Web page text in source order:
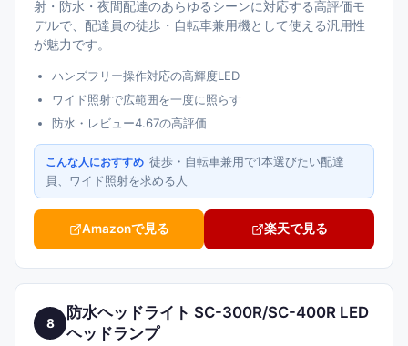
射・防水・夜間配達のあらゆるシーンに対応する高評価モ
デルで、配達員の徒歩・自転車兼用機として使える汎用性
が魅力です。
ハンズフリー操作対応の高輝度LED
ワイド照射で広範囲を一度に照らす
防水・レビュー4.67の高評価
こんな人におすすめ 徒歩・自転車兼用で1本選びたい配達
員、ワイド照射を求める人
Amazonで見る 楽天で見る
8
防水ヘッドライト SC-300R/SC-400R LED
ヘッドランプ